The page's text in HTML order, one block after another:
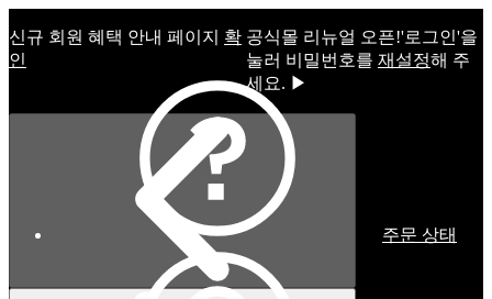
신규 회원 혜택 안내 페이지 확
인
공식몰 리뉴얼 오픈!ㅤ'로그인'을
눌러 비밀번호를 재설정해 주
세요. ▶
주문 상태